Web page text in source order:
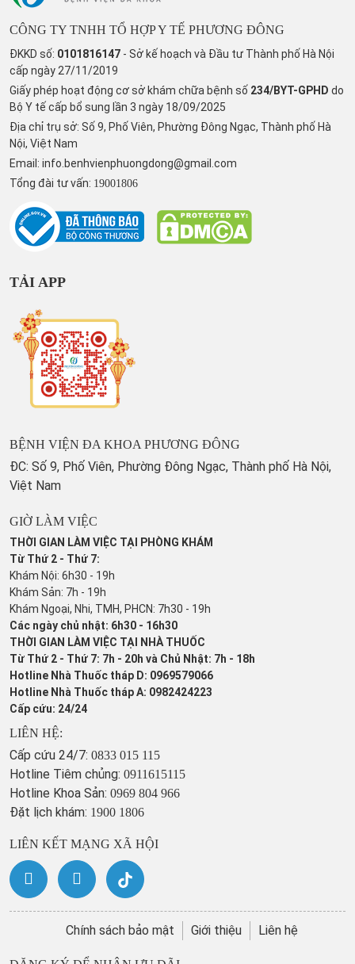
CÔNG TY TNHH TỔ HỢP Y TẾ PHƯƠNG ĐÔNG
ĐKKD số: 0101816147 - Sở kế hoạch và Đầu tư Thành phố Hà Nội
cấp ngày 27/11/2019
Giấy phép hoạt động cơ sở khám chữa bệnh số 234/BYT-GPHD do
Bộ Y tế cấp bổ sung lần 3 ngày 18/09/2025
Địa chỉ trụ sở: Số 9, Phố Viên, Phường Đông Ngạc, Thành phố Hà
Nội, Việt Nam
Email: info.benhvienphuongdong@gmail.com
Tổng đài tư vấn: 19001806
TẢI APP
BỆNH VIỆN ĐA KHOA PHƯƠNG ĐÔNG
ĐC: Số 9, Phố Viên, Phường Đông Ngạc, Thành phố Hà Nội,
Việt Nam
GIỜ LÀM VIỆC
THỜI GIAN LÀM VIỆC TẠI PHÒNG KHÁM
Từ Thứ 2 - Thứ 7:
Khám Nội: 6h30 - 19h
Khám Sản: 7h - 19h
Khám Ngoại, Nhi, TMH, PHCN: 7h30 - 19h
Các ngày chủ nhật: 6h30 - 16h30
THỜI GIAN LÀM VIỆC TẠI NHÀ THUỐC
Từ Thứ 2 - Thứ 7: 7h - 20h và Chủ Nhật: 7h - 18h
Hotline Nhà Thuốc tháp D: 0969579066
Hotline Nhà Thuốc tháp A: 0982424223
Cấp cứu: 24/24
LIÊN HỆ:
Cấp cứu 24/7: 0833 015 115
Hotline Tiêm chủng: 0911615115
Hotline Khoa Sản: 0969 804 966
Đặt lịch khám: 1900 1806
LIÊN KẾT MẠNG XÃ HỘI
Chính sách bảo mật Giới thiệu Liên hệ